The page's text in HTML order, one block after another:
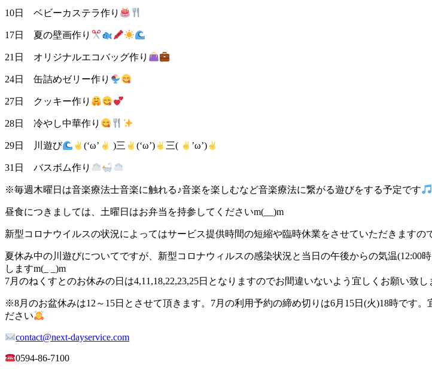
10日 ベビーカステラ作り
17日 夏の壁画作り
21日 オリジナルエコバッグ作り
24日 缶詰めゼリー作り
27日 クッキー作り
28日 冷やし中華作り
29日 川遊び (‘ω’ )三 (‘ω’) 三( ’ω’)
31日 バスボム作り
※毎週木曜日は音楽療法士音楽に触れる♪音楽を楽しむなど音楽療法に繋がる遊びをする予定です
昼食につきましては、土曜日はお弁当を持参してくださいm(__)m
新型コロナウイルスの状況によってはサービス提供時間の短縮や臨時休業をさせていただきますの
夏休み中の川遊びについてですが、新型コロナウィルスの感染状況と当日の午後からの気温
しますm(_ _)m
7月のねくすとのお休みの日は4,11,18,22,23,25日となりますのでお間違いないよう宜しくお願い致し
※8月のお盆休みは12～15日とさせて頂きます。7月の利用予約の締め切りは6月15日(火)18時です
ださい
contact@next-dayservice.com
0594-86-7100